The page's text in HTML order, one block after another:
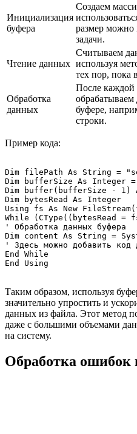
Инициализация
буфера
Создаем
размер можно
задачи.
Чтение данных
Считываем
используя
тех пор, пока
Обработка
данных
После каждой
буфере,
строки.
Пример кода:
Dim filePath As String =
Dim bufferSize As Integer =
Dim buffer(bufferSize - 1)
Dim bytesRead As Integer
Using fs As New
While (CType((bytesRead
' Обработка данных буфера
Dim content As String =
' Здесь можно добавить код
End While
Таким образом, используя
значительно упростить и
данных из файла. Этот метод
даже с большими объемами
на систему.
Обработка ошибок